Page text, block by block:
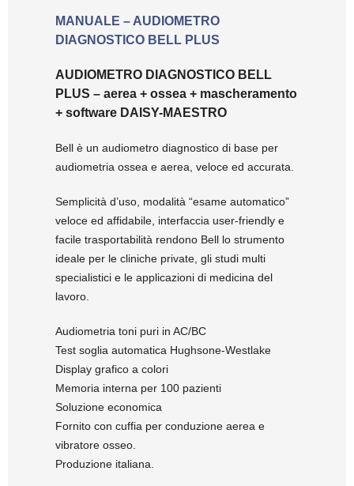
MANUALE – AUDIOMETRO
DIAGNOSTICO BELL PLUS
AUDIOMETRO DIAGNOSTICO BELL
PLUS – aerea + ossea + mascheramento
+ software DAISY-MAESTRO
Bell è un audiometro diagnostico di base per
audiometria ossea e aerea, veloce ed accurata.
Semplicità d’uso, modalità “esame automatico”
veloce ed affidabile, interfaccia user-friendly e
facile trasportabilità rendono Bell lo strumento
ideale per le cliniche private, gli studi multi
specialistici e le applicazioni di medicina del
lavoro.
Audiometria toni puri in AC/BC
Test soglia automatica Hughsone-Westlake
Display grafico a colori
Memoria interna per 100 pazienti
Soluzione economica
Fornito con cuffia per conduzione aerea e
vibratore osseo.
Produzione italiana.